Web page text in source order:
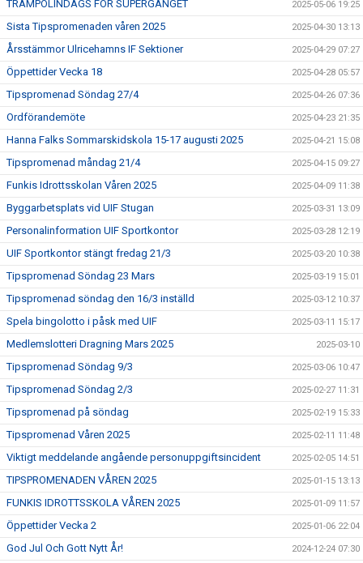
TRAMPOLINDAGS FÖR SUPERGÄNGET 2025-05-06 19:25
Sista Tipspromenaden våren 2025 2025-04-30 13:13
Årsstämmor Ulricehamns IF Sektioner 2025-04-29 07:27
Öppettider Vecka 18 2025-04-28 05:57
Tipspromenad Söndag 27/4 2025-04-26 07:36
Ordförandemöte 2025-04-23 21:35
Hanna Falks Sommarskidskola 15-17 augusti 2025 2025-04-21 15:08
Tipspromenad måndag 21/4 2025-04-15 09:27
Funkis Idrottsskolan Våren 2025 2025-04-09 11:38
Byggarbetsplats vid UIF Stugan 2025-03-31 13:09
Personalinformation UIF Sportkontor 2025-03-28 12:19
UIF Sportkontor stängt fredag 21/3 2025-03-20 10:38
Tipspromenad Söndag 23 Mars 2025-03-19 15:01
Tipspromenad söndag den 16/3 inställd 2025-03-12 10:37
Spela bingolotto i påsk med UIF 2025-03-11 15:17
Medlemslotteri Dragning Mars 2025 2025-03-10
Tipspromenad Söndag 9/3 2025-03-06 10:47
Tipspromenad Söndag 2/3 2025-02-27 11:31
Tipspromenad på söndag 2025-02-19 15:33
Tipspromenad Våren 2025 2025-02-11 11:48
Viktigt meddelande angående personuppgiftsincident 2025-02-05 14:51
TIPSPROMENADEN VÅREN 2025 2025-01-15 13:13
FUNKIS IDROTTSSKOLA VÅREN 2025 2025-01-09 11:57
Öppettider Vecka 2 2025-01-06 22:04
God Jul Och Gott Nytt År! 2024-12-24 07:30